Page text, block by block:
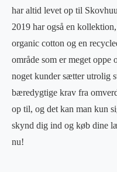
har altid levet op til
2019 har også en
organic cotton og en
område som er meget
noget kunder sætter utrolig
bæredygtige krav fra
op til, og det kan man kun
skynd dig ind og køb dine
nu!